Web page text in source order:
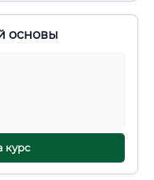
основы
курс